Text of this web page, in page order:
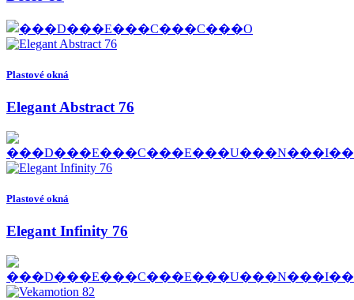
Plastové okná
Elegant Abstract 76
Plastové okná
Elegant Infinity 76